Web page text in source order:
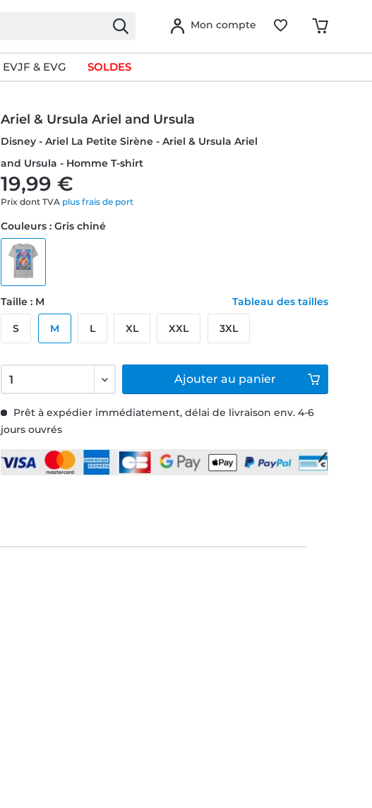
Mon compte
EVJF & EVG SOLDES
Ariel & Ursula Ariel and Ursula
Disney - Ariel La Petite Sirène - Ariel & Ursula Ariel
and Ursula - Homme T-shirt
19,99 €
Prix dont TVA plus frais de port
Prêt à expédier immédiatement, délai de livraison env. 4-6
jours ouvrés
Couleurs : Gris chiné
Taille : M Tableau des tailles
S M L XL XXL 3XL
Ajouter au panier